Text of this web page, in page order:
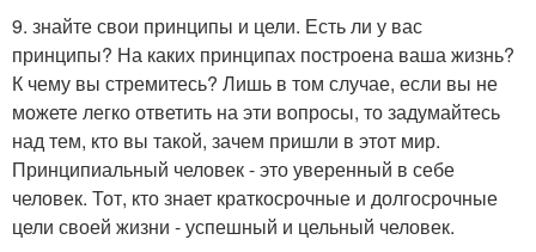
9. знайте свои принципы и цели. Есть ли у вас
принципы? На каких принципах построена ваша жизнь?
К чему вы стремитесь? Лишь в том случае, если вы не
можете легко ответить на эти вопросы, то задумайтесь
над тем, кто вы такой, зачем пришли в этот мир.
Принципиальный человек - это уверенный в себе
человек. Тот, кто знает краткосрочные и долгосрочные
цели своей жизни - успешный и цельный человек.